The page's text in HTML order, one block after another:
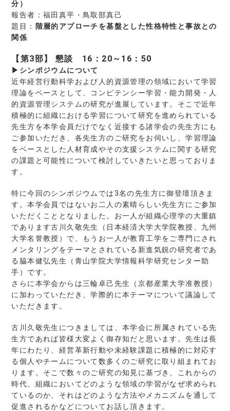
分）
報告者：福田真平・鳥取部真己
題目：
階層的アプローチを基盤とした性格特性と事故との
関係
【第3部】 懇談 16：20～16：50
▶シンポジウムについて
近年経営行動科学および人的資源管理の領域において学習
理論をベースとして、コンピテンシー学習・能力開発・人
的資源管理システムの研究が進展しています。そこで近年
積極的に組織における学習について研究を進められている
先生方を本学会員だけでなく近接する諸学会の先生方にも
ご参加いただき、各先生方のご研究をお伺いし、学習理論
をベースとした人材育成やその支援システムに関する研究
の課題と可能性について検討していきたいと思っておりま
す。
特に今回のシンポジウムでは3名の先生方に御登壇頂きま
す。本学会員ではないお二人の素晴らしい先生方にご参加
いただくこととなりました。お一人が組織心理学の大重鎮
であります古川久敬先生（日本経済大学大学院教授、九州
大学名誉教授）で、もうお一人が教育工学をご専門にされ
メンタリングをテーマとされている新進気鋭の研究者であ
る脇本健弘先生（青山学院大学情報科学研究センター助
手）です。
さらに本学会からは三輪卓己先生（京都産業大学准教授）
に加わっていただき、学際的に本テーマについて議論して
いただきます。
古川久敬先生につきましては、本学会に所属されている先
生方であれば皆様大変よく御存知だと思います。先生は長
年にわたり、経営革新行動や未経験課題に積極的に対応す
る個人やチームについて数多くのご研究に取り組まれてお
ります。そこで数々のご研究の知見に基づき、これからの
時代、組織においてどのような領域の学習がなぜ求められ
ているのか、それはどのような方法やメカニズムを通して
促進されるかなどについてお話し頂きます。